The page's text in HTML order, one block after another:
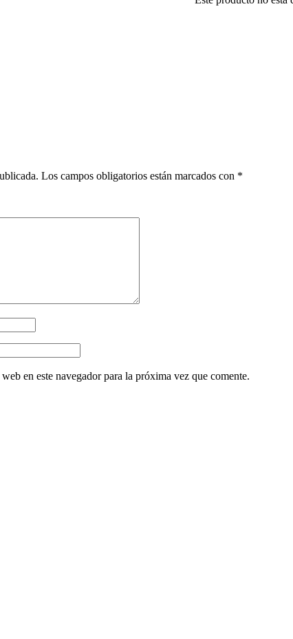
Los campos obligatorios están marcados con *
en este navegador para la próxima vez que comente.